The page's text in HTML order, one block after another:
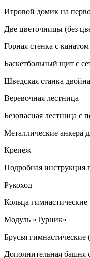
Игровой домик на
Две цветочницы (без
Горная стенка с канатом
Баскетбольный щит с
Шведская станка
Веревочная лестница
Безопасная лестница с
Металлические анкера
Крепеж
Подробная инструкция
Рукоход
Кольца гимнастические
Модуль «Турник»
Брусья гимнастические
Дополнительная башня